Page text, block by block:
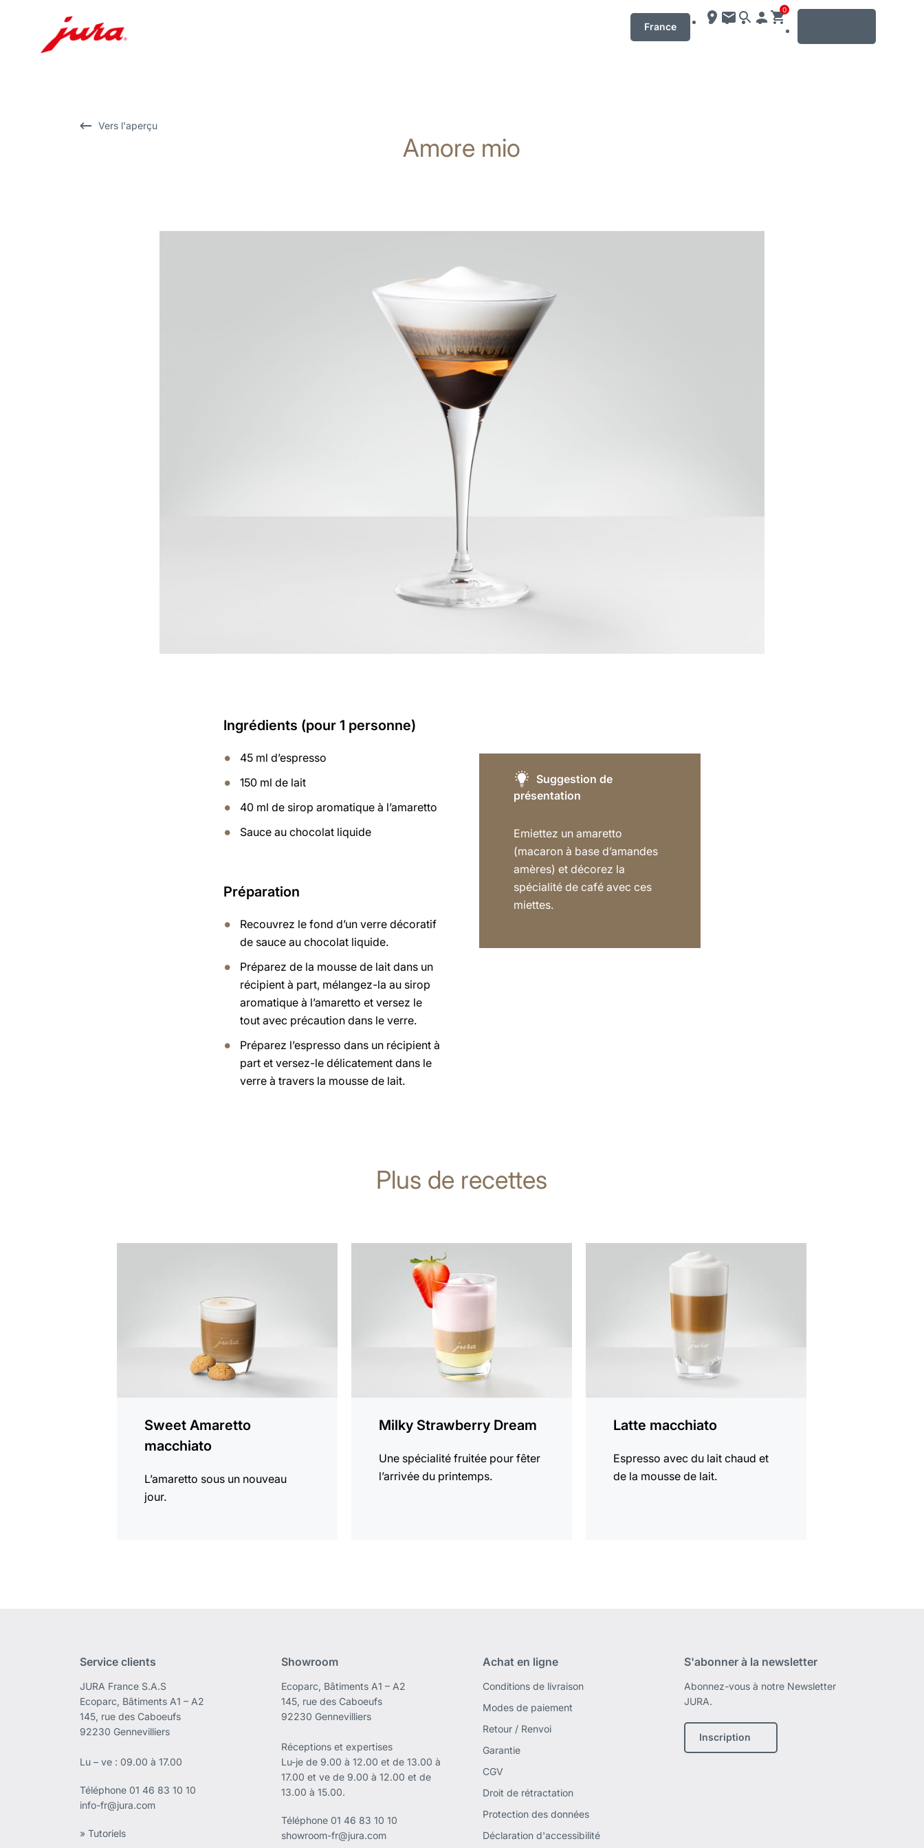
France
0
Vers l'aperçu
Amore mio
Ingrédients (pour 1 personne)
45 ml d’espresso
150 ml de lait
40 ml de sirop aromatique à l’amaretto
Sauce au chocolat liquide
Préparation
Recouvrez le fond d’un verre décoratif
de sauce au chocolat liquide.
Préparez de la mousse de lait dans un
récipient à part, mélangez-la au sirop
aromatique à l’amaretto et versez le
tout avec précaution dans le verre.
Préparez l’espresso dans un récipient à
part et versez-le délicatement dans le
verre à travers la mousse de lait.
Suggestion de
présentation
Emiettez un amaretto
(macaron à base d’amandes
amères) et décorez la
spécialité de café avec ces
miettes.
Plus de recettes
Sweet Amaretto
macchiato
L’amaretto sous un nouveau
jour.
Milky Strawberry Dream
Une spécialité fruitée pour fêter
l’arrivée du printemps.
Latte macchiato
Espresso avec du lait chaud et
de la mousse de lait.
Service clients
JURA France S.A.S
Ecoparc, Bâtiments A1 – A2
145, rue des Caboeufs
92230 Gennevilliers
Lu – ve : 09.00 à 17.00
Téléphone 01 46 83 10 10
info-fr@jura.com
» Tutoriels
Showroom
Ecoparc, Bâtiments A1 – A2
145, rue des Caboeufs
92230 Gennevilliers
Réceptions et expertises
Lu-je de 9.00 à 12.00 et de 13.00 à
17.00 et ve de 9.00 à 12.00 et de
13.00 à 15.00.
Téléphone 01 46 83 10 10
showroom-fr@jura.com
Achat en ligne
Conditions de livraison
Modes de paiement
Retour / Renvoi
Garantie
CGV
Droit de rétractation
Protection des données
Déclaration d'accessibilité
S'abonner à la newsletter
Abonnez-vous à notre Newsletter
JURA.
Inscription